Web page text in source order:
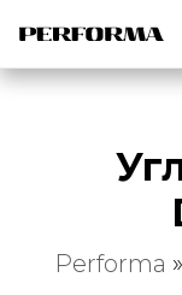
Performa »